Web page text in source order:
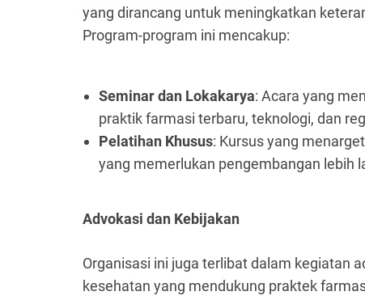
yang dirancang untuk meningkatkan
Program-program ini mencakup:
Seminar dan Lokakarya: Acara yang
praktik farmasi terbaru, teknologi, dan
Pelatihan Khusus: Kursus yang
yang memerlukan pengembangan lebih
Advokasi dan Kebijakan
Organisasi ini juga terlibat dalam kegiatan
kesehatan yang mendukung praktek